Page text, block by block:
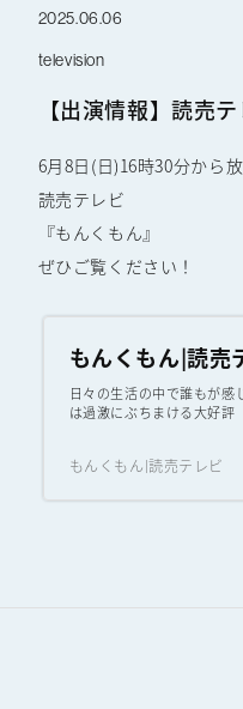
2025.06.06
television
【出演情報】読売
6月8日(日)16時30分から放
読売テレビ
『もんくもん』
ぜひご覧ください！
もんくもん|読売
日々の生活の中で誰もが
は過激にぶちまける大好評
もんくもん|読売テレビ